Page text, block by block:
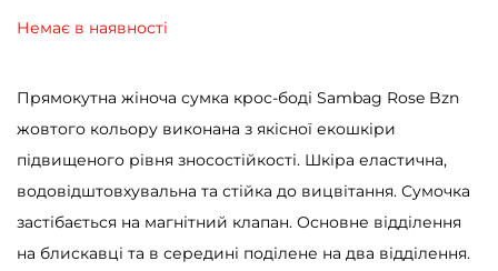
Немає в наявності
Прямокутна жіноча сумка крос-боді Sambag Rose Bzn
жовтого кольору виконана з якісної екошкіри
підвищеного рівня зносостійкості. Шкіра еластична,
водовідштовхувальна та стійка до вицвітання. Сумочка
застібається на магнітний клапан. Основне відділення
на блискавці та в середині поділене на два відділення.